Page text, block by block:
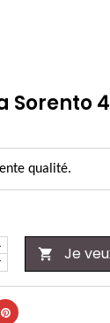
Sorento
qualité.
 Je